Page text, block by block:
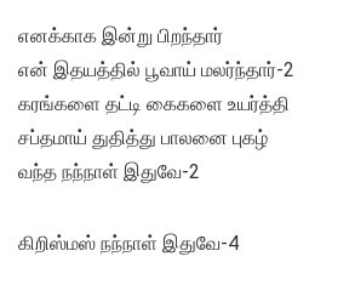
எனக்காக இன்று பிறந்தார்
என் இதயத்தில் பூவாய் மலர்ந்தார்-2
கரங்களை தட்டி கைகளை உயர்த்தி
சப்தமாய் துதித்து பாலனை புகழ்
வந்த நந்நாள் இதுவே-2
கிறிஸ்மஸ் நந்நாள் இதுவே-4